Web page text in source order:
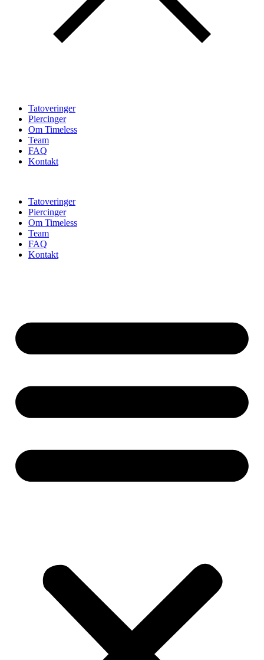
Tatoveringer
Piercinger
Om Timeless
Team
FAQ
Kontakt
Tatoveringer
Piercinger
Om Timeless
Team
FAQ
Kontakt